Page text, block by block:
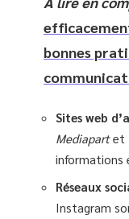
bonnes
Sites web
Mediapartet
informations
Réseaux
Instagram